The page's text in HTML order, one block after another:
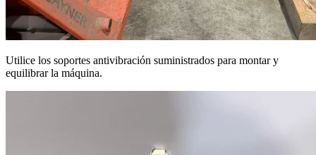
Utilice los soportes antivibración suministrados para montar y
equilibrar la máquina.